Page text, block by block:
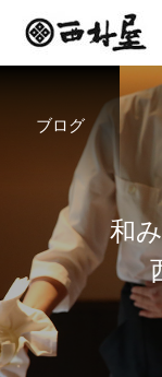
ブログ
和み